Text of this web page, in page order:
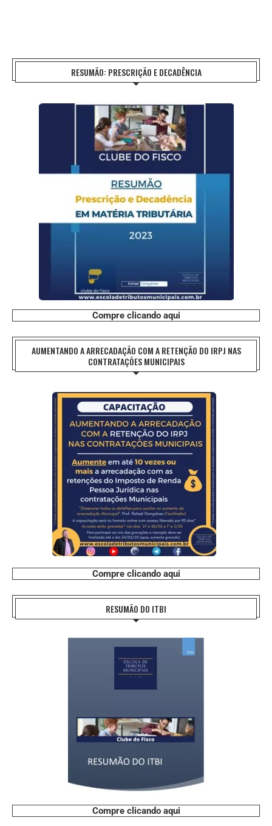
RESUMÃO: PRESCRIÇÃO E DECADÊNCIA
Compre clicando aqui
AUMENTANDO A ARRECADAÇÃO COM A RETENÇÃO DO IRPJ NAS
CONTRATAÇÕES MUNICIPAIS
Compre clicando aqui
RESUMÃO DO ITBI
Compre clicando aqui